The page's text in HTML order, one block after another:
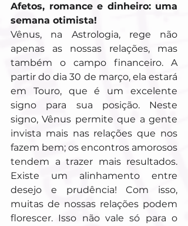
Afetos, romance e dinheiro: uma
semana otimista!
Vênus, na Astrologia, rege não
apenas as nossas relações, mas
também o campo financeiro. A
partir do dia 30 de março, ela estará
em Touro, que é um excelente
signo para sua posição. Neste
signo, Vênus permite que a gente
invista mais nas relações que nos
fazem bem; os encontros amorosos
tendem a trazer mais resultados.
Existe um alinhamento entre
desejo e prudência! Com isso,
muitas de nossas relações podem
florescer. Isso não vale só para o